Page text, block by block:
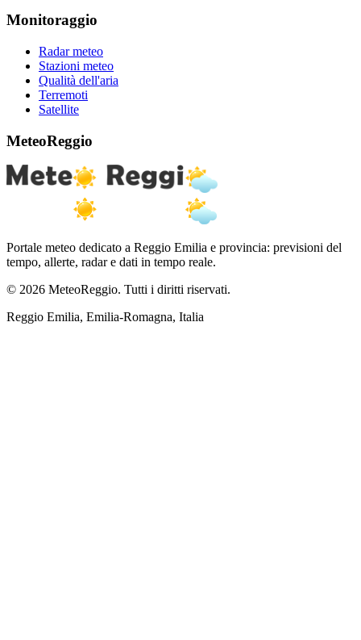
Monitoraggio
Radar meteo
Stazioni meteo
Qualità dell'aria
Terremoti
Satellite
MeteoReggio
Portale meteo dedicato a Reggio Emilia e provincia: previsioni del
tempo, allerte, radar e dati in tempo reale.
© 2026 MeteoReggio. Tutti i diritti riservati.
Reggio Emilia, Emilia-Romagna, Italia